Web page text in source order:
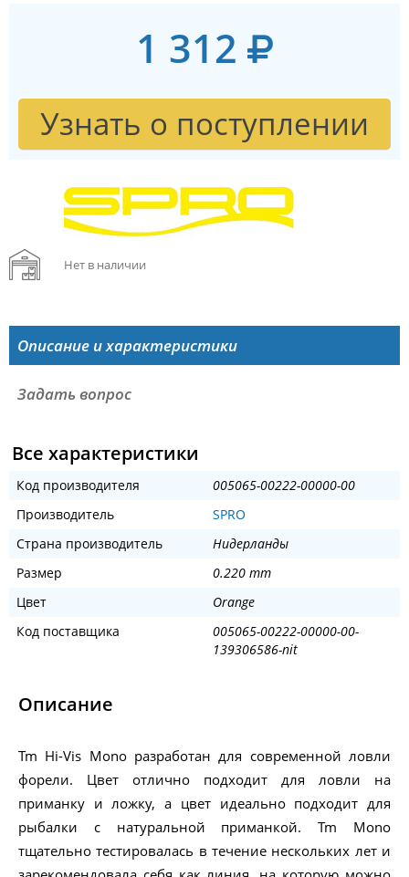
1 312
Узнать о поступлении
Нет в наличии
Описание и характеристики
Задать вопрос
Все характеристики
Код производителя
005065-00222-00000-00
Производитель
SPRO
Страна производитель
Нидерланды
Размер
0.220 mm
Цвет
Orange
Код поставщика
005065-00222-00000-00-
139306586-nit
Описание
Tm Hi-Vis Mono разработан для современной ловли
форели. Цвет отлично подходит для ловли на
приманку и ложку, а цвет идеально подходит для
рыбалки с натуральной приманкой. Tm Mono
тщательно тестировалась в течение нескольких лет и